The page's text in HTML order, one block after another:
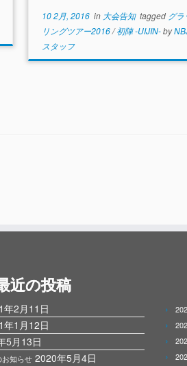
10 2月, 2016in 大会告知 tagged グラ
リングツアー2016/初陣 -UIJIN-by
スタッフ
近の投稿
年2月11日
年1月12日
5月13日
知らせ 2020年5月4日